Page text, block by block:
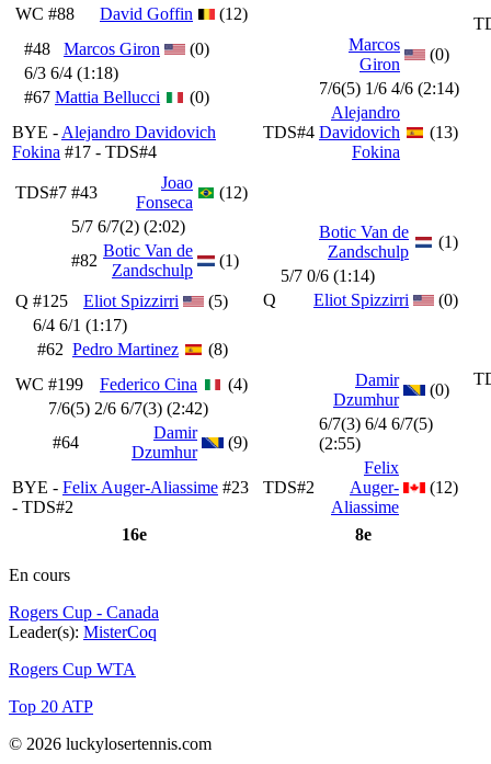
WC #88 David Goffin
(12)
#48
Marcos Giron
(0)
6/3 6/4 (1:18)
#67 Mattia Bellucci (0)
Marcos
Giron
(0)
7/6(5) 1/6 4/6 (2:14)
TDS#4
Alejandro
Davidovich
Fokina
(13)
BYE - Alejandro Davidovich
Fokina #17 - TDS#4
TDS#7 #43
Joao
Fonseca
(12)
5/7 6/7(2) (2:02)
#82
Botic Van de
Zandschulp
(1)
Botic Van de
Zandschulp
(1)
5/7 0/6 (1:14)
Q
Eliot Spizzirri (0)
Q #125 Eliot Spizzirri
(5)
6/4 6/1 (1:17)
#62 Pedro Martinez
(8)
WC #199 Federico Cina
(4)
7/6(5) 2/6 6/7(3) (2:42)
#64
Damir
Dzumhur
(9)
Damir
Dzumhur
(0)
6/7(3) 6/4 6/7(5)
(2:55)
TDS#2
Felix
Auger-
Aliassime
(12)
BYE - Felix Auger-Aliassime #23
- TDS#2
16e
8e
En cours
Rogers Cup - Canada
Leader(s): MisterCoq
Rogers Cup WTA
Top 20 ATP
© 2026 luckylosertennis.com